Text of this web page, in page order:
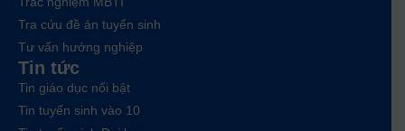
Tra cứu đề án tuyển sinh
Tư vấn hướng nghiệp
Tin tức
Tin giáo dục nổi bật
Tin tuyển sinh vào 10